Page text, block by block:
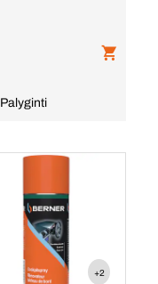
Palyginti
+2